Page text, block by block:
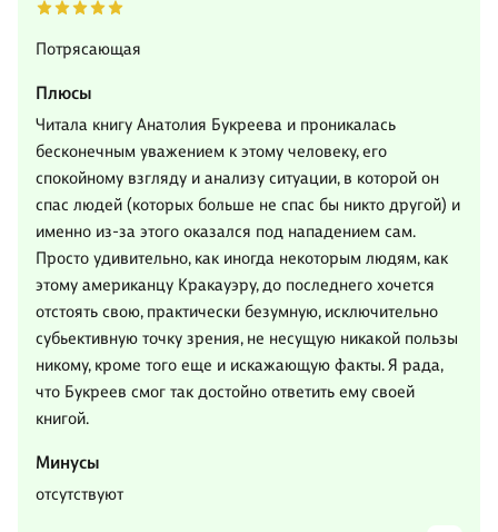
Потрясающая
Плюсы
Читала книгу Анатолия Букреева и проникалась
бесконечным уважением к этому человеку, его
спокойному взгляду и анализу ситуации, в которой он
спас людей (которых больше не спас бы никто другой) и
именно из-за этого оказался под нападением сам.
Просто удивительно, как иногда некоторым людям, как
этому американцу Кракауэру, до последнего хочется
отстоять свою, практически безумную, исключительно
субьективную точку зрения, не несущую никакой пользы
никому, кроме того еще и искажающую факты. Я рада,
что Букреев смог так достойно ответить ему своей
книгой.
Минусы
отсутствуют